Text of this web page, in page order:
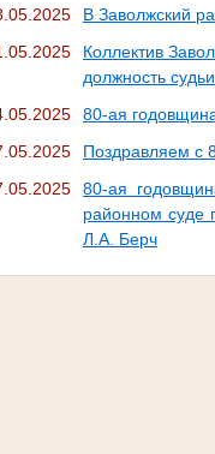
В Заволжский
Коллектив
должность
80-ая
Поздравляем с
80-ая
районном суде
Л.А. Берч